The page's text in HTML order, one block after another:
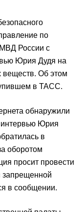
по
МВД России с
Юрия Дудя на
веществ. Об этом
в ТАСС.
обнаружили
интервью Юрия
в
оборотом
просит провести
запрещенной
в сообщении.